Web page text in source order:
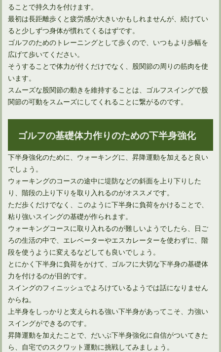
ゴルフスイングで手首を痛める原因と対策について
健康増進を兼ねてゴルフ場のラウンドするときの歩数は何歩？
ゴルフのための筋トレは上半身のストレッチを兼ねよう！
ることで持久力を付けます。
最初は長距離歩くと疲労感が大きいかもしれませんが、続けてい
ると少しずつ身体が慣れてくるはずです。
ゴルフのためのトレーニングとして歩くので、いつもより歩幅を
広げて歩いてください。
そうすることで体力が付くだけでなく、股関節の周りの筋肉を使
います。
スムーズな股関節の動きを維持することは、ゴルフスイングで股
関節の可動をスムーズにしてくれることに繋がるのです。
ゴルフの基礎体力作りのための下半身強化
下半身強化のために、ウォーキングに、昇降運動を加えると良い
でしょう。
ウォーキングのコースの途中に堤防などの斜面を上り下りした
り、階段の上り下りを取り入れるのがオススメです。
ただ歩くだけでなく、このように下半身に負荷をかけることで、
粘り強いスイングの基礎が作られます。
ウォーキングコースに取り入れるのが難しいようでしたら、日ご
ろの生活の中で、エレベーターやエスカレーターを使わずに、階
段を使うように変えるなどしても良いでしょう。
とにかく下半身に負荷をかけて、ゴルフに大切な下半身の基礎体
力を付けるのが目的です。
スイングのフィニッシュでよろけているようでは話になりません
からね。
上半身をしっかりと支えられる強い下半身があってこそ、力強い
スイングができるのです。
昇降運動を加えたことで、だいぶ下半身強化に自信がついてきた
ら、自宅でのスクワット運動に挑戦してみましょう。